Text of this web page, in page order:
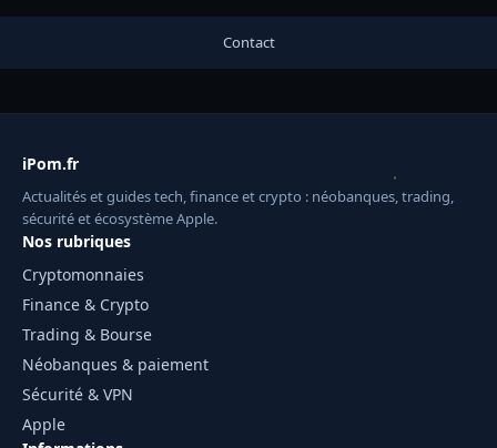
Contact
iPom.fr
Actualités et guides tech, finance et crypto : néobanques, trading,
sécurité et écosystème Apple.
Nos rubriques
Cryptomonnaies
Finance & Crypto
Trading & Bourse
Néobanques & paiement
Sécurité & VPN
Apple